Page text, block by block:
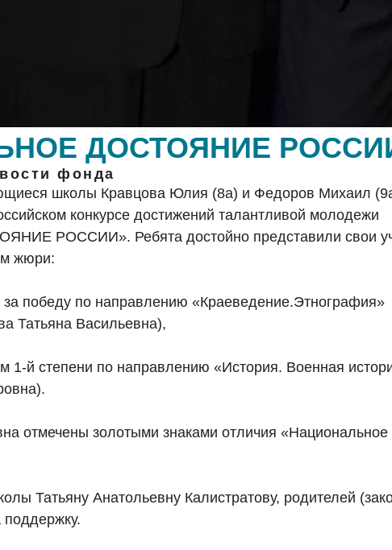
ДОСТОЯНИЕ
фонда
школы Кравцова Юлия (8а) и Федоров Михаил
конкурсе достижений талантливой молодежи
РОССИИ». Ребята достойно представили свои
жюри:
победу по направлению «Краеведение.Этнография»
Татьяна Васильевна),
й степени по направлению «История. Военная
отмечены золотыми знаками отличия «Национальное
Татьяну Анатольевну Калистратову, родителей
поддержку.